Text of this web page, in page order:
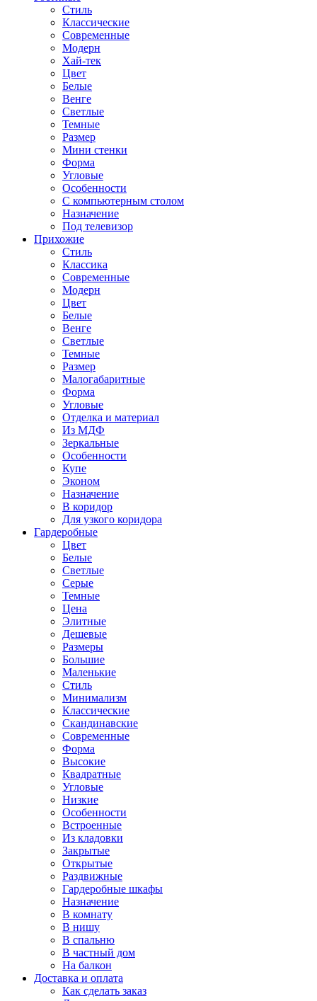
Стиль
Классические
Современные
Модерн
Хай-тек
Цвет
Белые
Венге
Светлые
Темные
Размер
Мини стенки
Форма
Угловые
Особенности
С компьютерным столом
Назначение
Под телевизор
Прихожие
Стиль
Классика
Современные
Модерн
Цвет
Белые
Венге
Светлые
Темные
Размер
Малогабаритные
Форма
Угловые
Отделка и материал
Из МДФ
Зеркальные
Особенности
Купе
Эконом
Назначение
В коридор
Для узкого коридора
Гардеробные
Цвет
Белые
Светлые
Серые
Темные
Цена
Элитные
Дешевые
Размеры
Большие
Маленькие
Стиль
Минимализм
Классические
Скандинавские
Современные
Форма
Высокие
Квадратные
Угловые
Низкие
Особенности
Встроенные
Из кладовки
Закрытые
Открытые
Раздвижные
Гардеробные шкафы
Назначение
В комнату
В нишу
В спальню
В частный дом
На балкон
Доставка и оплата
Как сделать заказ